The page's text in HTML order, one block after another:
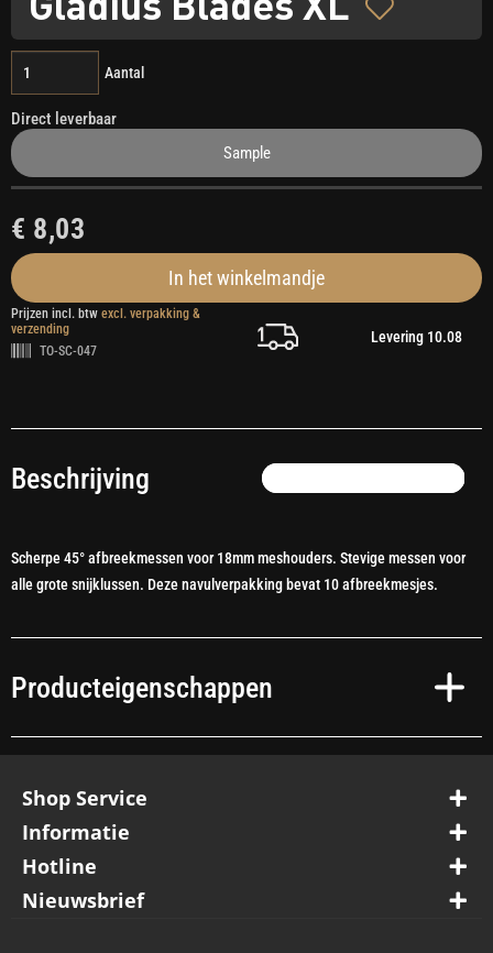
Aantal
Direct leverbaar
Sample
€ 8,03
In het winkelmandje
Prijzen incl. btw excl. verpakking &
verzending
TO-SC-047
Levering 10.08
Beschrijving
Scherpe 45° afbreekmessen voor 18mm meshouders. Stevige messen voor
alle grote snijklussen. Deze navulverpakking bevat 10 afbreekmesjes.
Producteigenschappen
Shop Service
Informatie
Hotline
Nieuwsbrief